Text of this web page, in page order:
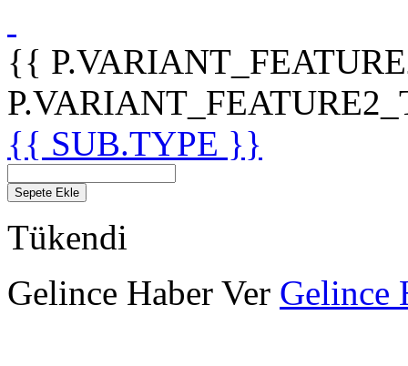
{{
{{ SUB.TYPE }}
Sepete Ekle
Tükendi
Gelince Haber Ver Gelince